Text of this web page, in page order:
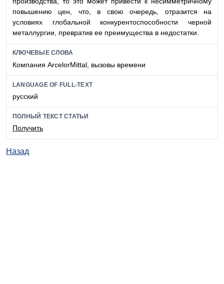
повышению цен, что, в свою очередь, отразится на
условиях глобальной конкурентоспособности черной
металлургии, превратив ее преимущества в недостатки.
КЛЮЧЕВЫЕ СЛОВА
Компания ArcelorMittal, вызовы времени
LANGUAGE OF FULL-TEXT
русский
ПОЛНЫЙ ТЕКСТ СТАТЬИ
Получить
Назад